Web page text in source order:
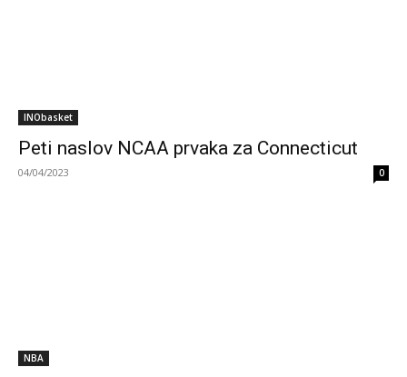
INObasket
Peti naslov NCAA prvaka za Connecticut
04/04/2023 0
NBA